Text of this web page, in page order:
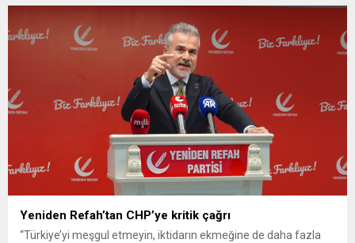
Yeniden Refah’tan CHP’ye kritik çağrı
“Türkiye’yi meşgul etmeyin, iktidarın ekmeğine de daha fazla